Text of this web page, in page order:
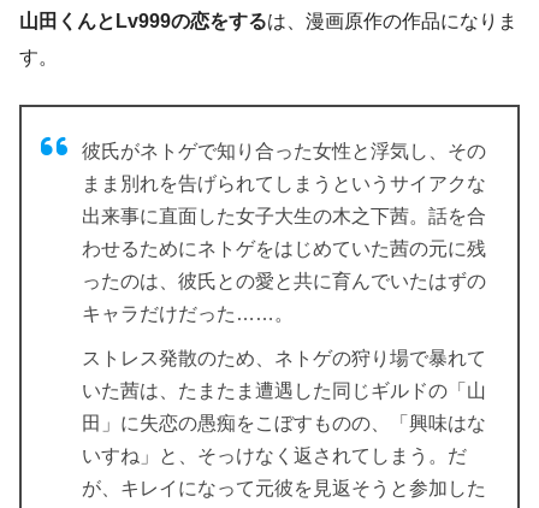
山田くんとLv999の恋をするは、漫画原作の作品になりま
す。
彼氏がネトゲで知り合った女性と浮気し、その
まま別れを告げられてしまうというサイアクな
出来事に直面した女子大生の木之下茜。話を合
わせるためにネトゲをはじめていた茜の元に残
ったのは、彼氏との愛と共に育んでいたはずの
キャラだけだった……。
ストレス発散のため、ネトゲの狩り場で暴れて
いた茜は、たまたま遭遇した同じギルドの「山
田」に失恋の愚痴をこぼすものの、「興味はな
いすね」と、そっけなく返されてしまう。だ
が、キレイになって元彼を見返そうと参加した